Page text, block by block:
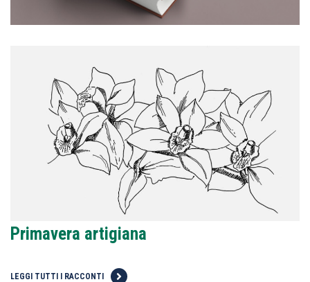
Primavera artigiana
LEGGI TUTTI I RACCONTI